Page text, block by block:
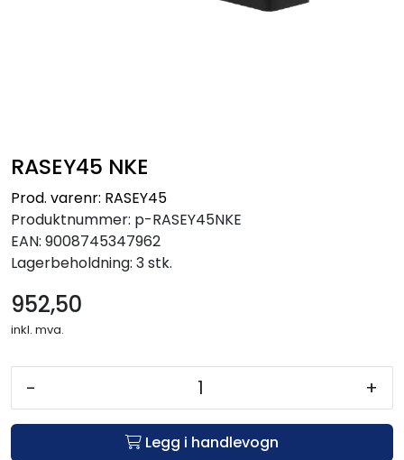
RASEY45 NKE
Prod. varenr: RASEY45
Produktnummer: p-RASEY45NKE
EAN: 9008745347962
Lagerbeholdning: 3 stk.
952,50
inkl. mva.
- +
Legg i handlevogn